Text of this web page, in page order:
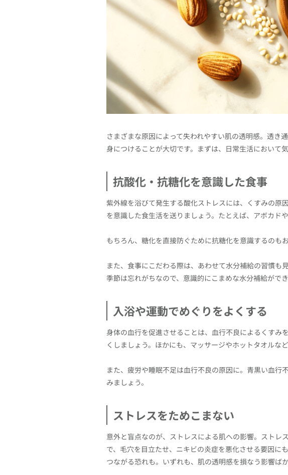
さまざまな原因によって失われやすい肌の透明感。透き
身につけることが大切です。まずは、日常生活において
抗酸化・抗糖化を意識した食事
紫外線を浴びて発生する酸化ストレスには、くすみの原
を意識した食生活を送りましょう。たとえば、アボカド
もちろん、糖化を直接防ぐために抗糖化を意識するのも
また、食事にこだわる際は、あわせて水分補給の習慣も
季節は忘れがちなので、意識的にこまめな水分補給がで
入浴や運動でめぐりをよくする
身体の血行を促進させることは、血行不良によるくすみ
くしましょう。ほかにも、マッサージやホットタオルな
また、疲労や睡眠不足は血行不良の原因に。青黒い血
みましょう。
ストレスをためこまない
意外と盲点なのが、ストレスによる肌への影響。ストレ
で、毛穴を目立たせ、ニキビの炎症を悪化させる要因に
つながる恐れも。いずれも、肌の透明感を損なう影響ばか